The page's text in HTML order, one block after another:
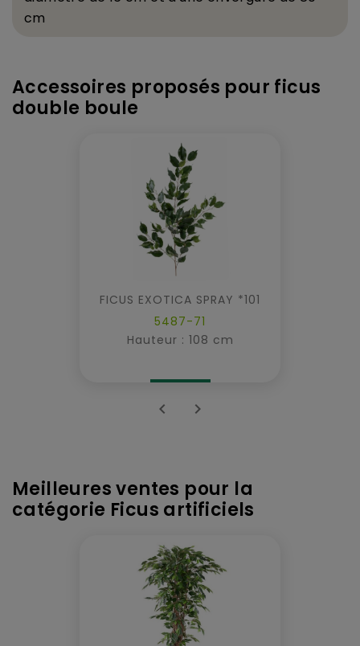
cm
Accessoires proposés pour ficus
double boule
FICUS EXOTICA SPRAY *101
5487-71
Hauteur : 108 cm
 
Meilleures ventes pour la
catégorie Ficus artificiels